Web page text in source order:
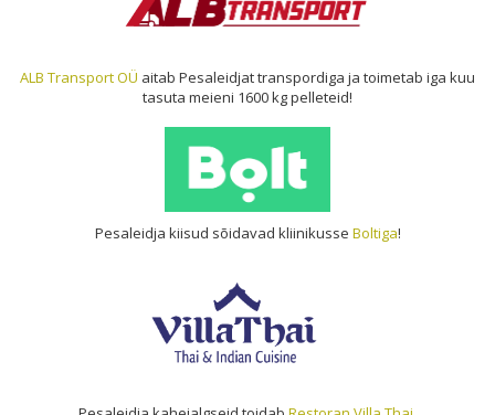
ALB Transport OÜ aitab Pesaleidjat transpordiga ja toimetab iga kuu
tasuta meieni 1600 kg pelleteid!
Pesaleidja kiisud sõidavad kliinikusse Boltiga!